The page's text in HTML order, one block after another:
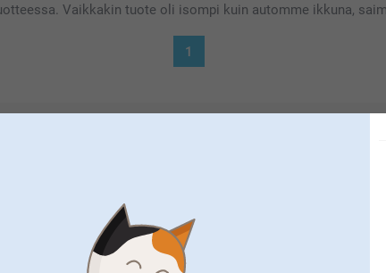
Vaikkakin tuote oli isompi kuin automme ikkuna,
1